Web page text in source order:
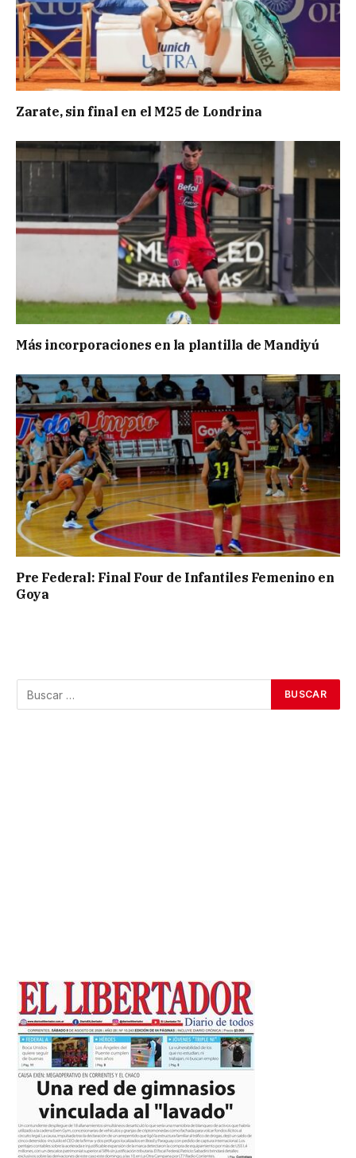
Zarate, sin final en el M25 de Londrina
Más incorporaciones en la plantilla de Mandiyú
Pre Federal: Final Four de Infantiles Femenino en
Goya